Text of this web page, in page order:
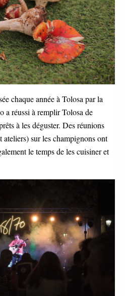
chaque année à Tolosa par la
a réussi à remplir Tolosa de
à les déguster. Des réunions
ateliers) sur les champignons ont
le temps de les cuisiner et